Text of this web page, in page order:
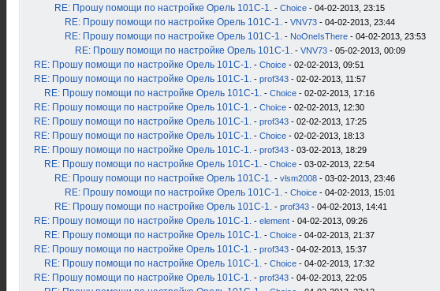
RE: Прошу помощи по настройке Орель 101С-1. - Choice - 04-02-2013, 23:15
RE: Прошу помощи по настройке Орель 101С-1. - VNV73 - 04-02-2013, 23:44
RE: Прошу помощи по настройке Орель 101С-1. - NoOneIsThere - 04-02-2013, 23:53
RE: Прошу помощи по настройке Орель 101С-1. - VNV73 - 05-02-2013, 00:09
RE: Прошу помощи по настройке Орель 101С-1. - Choice - 02-02-2013, 09:51
RE: Прошу помощи по настройке Орель 101С-1. - prof343 - 02-02-2013, 11:57
RE: Прошу помощи по настройке Орель 101С-1. - Choice - 02-02-2013, 17:16
RE: Прошу помощи по настройке Орель 101С-1. - Choice - 02-02-2013, 12:30
RE: Прошу помощи по настройке Орель 101С-1. - prof343 - 02-02-2013, 17:25
RE: Прошу помощи по настройке Орель 101С-1. - Choice - 02-02-2013, 18:13
RE: Прошу помощи по настройке Орель 101С-1. - prof343 - 03-02-2013, 18:29
RE: Прошу помощи по настройке Орель 101С-1. - Choice - 03-02-2013, 22:54
RE: Прошу помощи по настройке Орель 101С-1. - vlsm2008 - 03-02-2013, 23:46
RE: Прошу помощи по настройке Орель 101С-1. - Choice - 04-02-2013, 15:01
RE: Прошу помощи по настройке Орель 101С-1. - prof343 - 04-02-2013, 14:41
RE: Прошу помощи по настройке Орель 101С-1. - element - 04-02-2013, 09:26
RE: Прошу помощи по настройке Орель 101С-1. - Choice - 04-02-2013, 21:37
RE: Прошу помощи по настройке Орель 101С-1. - prof343 - 04-02-2013, 15:37
RE: Прошу помощи по настройке Орель 101С-1. - Choice - 04-02-2013, 17:32
RE: Прошу помощи по настройке Орель 101С-1. - prof343 - 04-02-2013, 22:05